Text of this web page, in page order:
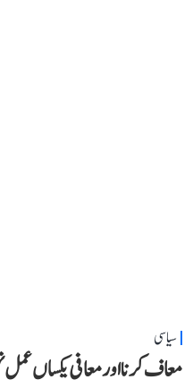
سیاسی
معاف کرنا اور معافی یکساں عمل